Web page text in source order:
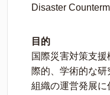
Disaster
目的
国際災害対策支
際的、学術的な
組織の運営発展